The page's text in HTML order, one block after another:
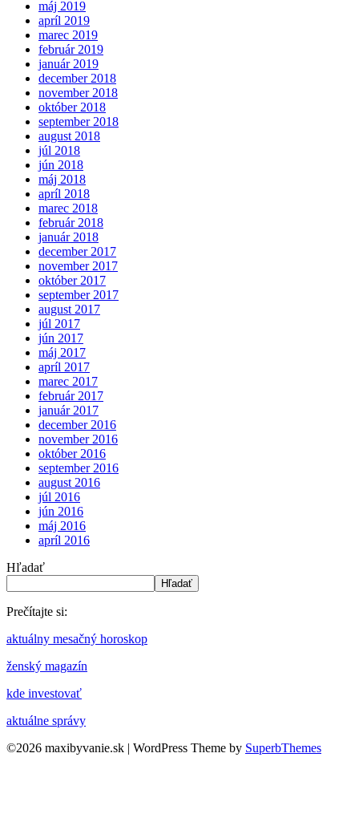
máj 2019
apríl 2019
marec 2019
február 2019
január 2019
december 2018
november 2018
október 2018
september 2018
august 2018
júl 2018
jún 2018
máj 2018
apríl 2018
marec 2018
február 2018
január 2018
december 2017
november 2017
október 2017
september 2017
august 2017
júl 2017
jún 2017
máj 2017
apríl 2017
marec 2017
február 2017
január 2017
december 2016
november 2016
október 2016
september 2016
august 2016
júl 2016
jún 2016
máj 2016
apríl 2016
Hľadať
Hľadať
Prečítajte si:
aktuálny mesačný horoskop
ženský magazín
kde investovať
aktuálne správy
©2026 maxibyvanie.sk | WordPress Theme by SuperbThemes